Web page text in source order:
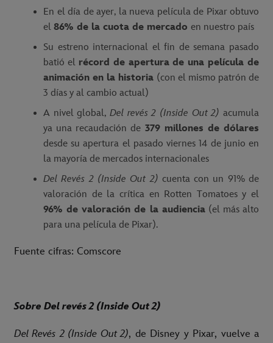
En el día de ayer, la nueva película de Pixar obtuvo
el 86% de la cuota de mercado en nuestro país
Su estreno internacional el fin de semana pasado
batió el récord de apertura de una película de
animación en la historia (con el mismo patrón de
3 días y al cambio actual)
A nivel global, Del revés 2 (Inside Out 2) acumula
ya una recaudación de 379 millones de dólares
desde su apertura el pasado viernes 14 de junio en
la mayoría de mercados internacionales
Del Revés 2 (Inside Out 2) cuenta con un 91% de
valoración de la crítica en Rotten Tomatoes y el
96% de valoración de la audiencia(el más alto
para una película de Pixar).
Fuente cifras: Comscore
Sobre Del revés 2 (Inside Out 2)
Del Revés 2 (Inside Out 2), de Disney y Pixar, vuelve a